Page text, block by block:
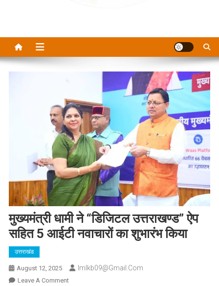
मुख्यमंत्री धामी ने “डिजिटल उत्तराखण्ड” ऐप
सहित 5 आईटी नवाचारों का शुभारंभ किया
उत्तराखंड
August 12, 2025 Imlkb09@gmail.com
Leave A CommentOn